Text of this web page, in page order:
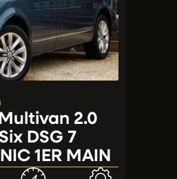
2.0
DSG 7
1ER MAIN